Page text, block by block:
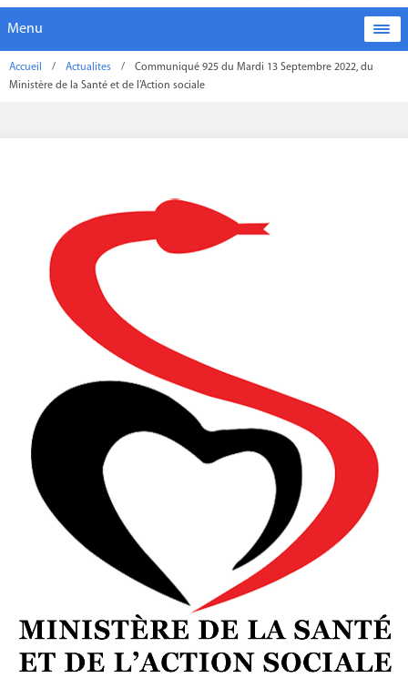
Menu
Accueil / Actualites /
Communiqué 925 du Mardi 13 Septembre 2022, du
Ministère de la Santé et de l’Action sociale